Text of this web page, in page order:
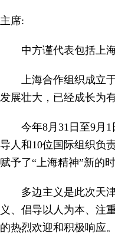
主席:
中方谨代表包括上
上海合作组织成立
发展壮大，已经成长为
今年8月31日至9月
导人和10位国际组织负
赋予了“上海精神”新的时
多边主义是此次天
义、倡导以人为本、注
的热烈欢迎和积极响应